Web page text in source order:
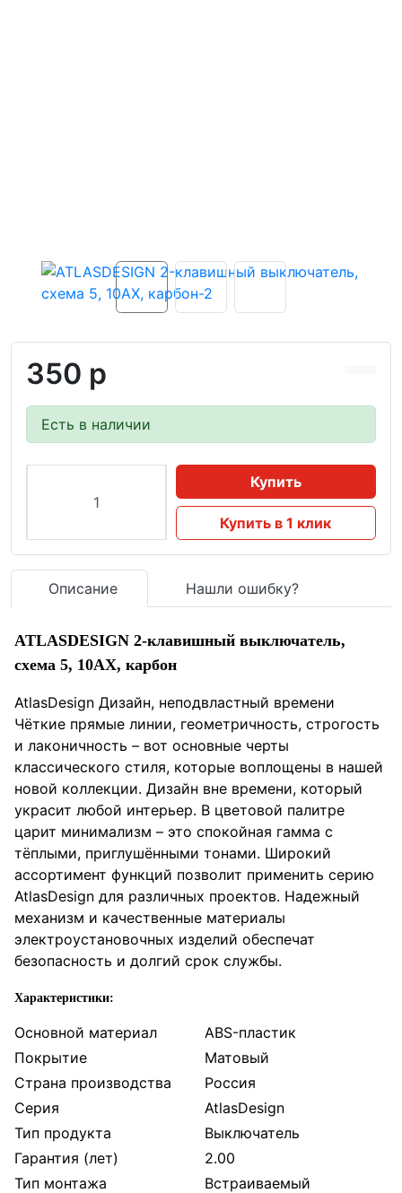
350 р
Есть в наличии
Купить
Купить в 1 клик
Описание Нашли ошибку?
ATLASDESIGN 2-клавишный выключатель,
схема 5, 10АХ, карбон
AtlasDesign Дизайн, неподвластный времени
Чёткие прямые линии, геометричность, строгость
и лаконичность – вот основные черты
классического стиля, которые воплощены в нашей
новой коллекции. Дизайн вне времени, который
украсит любой интерьер. В цветовой палитре
царит минимализм – это спокойная гамма с
тёплыми, приглушёнными тонами. Широкий
ассортимент функций позволит применить серию
AtlasDesign для различных проектов. Надежный
механизм и качественные материалы
электроустановочных изделий обеспечат
безопасность и долгий срок службы.
Характеристики:
Основной материал
ABS-пластик
Покрытие
Матовый
Страна производства
Россия
Серия
AtlasDesign
Тип продукта
Выключатель
Гарантия (лет)
2.00
Тип монтажа
Встраиваемый